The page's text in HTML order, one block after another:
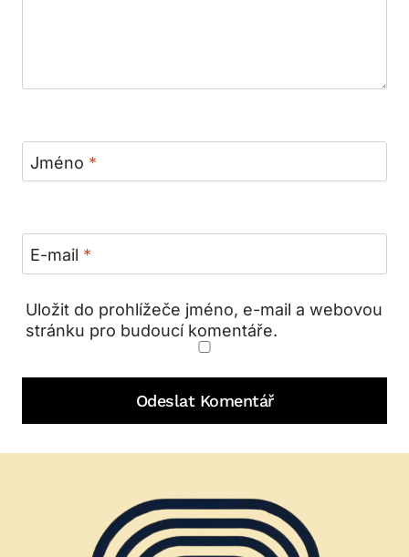
Jméno *
E-mail *
Uložit do prohlížeče jméno, e-mail a webovou
stránku pro budoucí komentáře.